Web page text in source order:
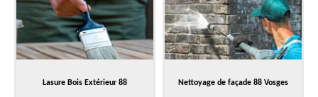
Lasure Bois Extérieur 88 Nettoyage de façade 88 Vosges